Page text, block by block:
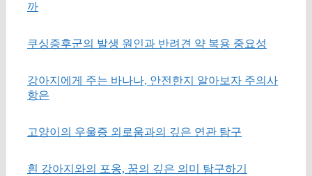
까
쿠싱증후군의 발생 원인과 반려견 약 복용 중요성
강아지에게 주는 바나나, 안전한지 알아보자 주의사
항은
고양이의 우울증 외로움과의 깊은 연관 탐구
흰 강아지와의 포옹, 꿈의 깊은 의미 탐구하기